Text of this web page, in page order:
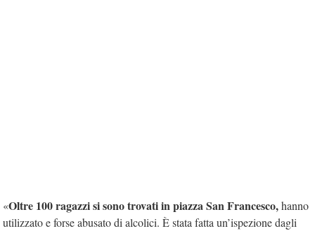
«Oltre 100 ragazzi si sono trovati in piazza San Francesco,hanno
utilizzato e forse abusato di alcolici. È stata fatta un’ispezione dagli